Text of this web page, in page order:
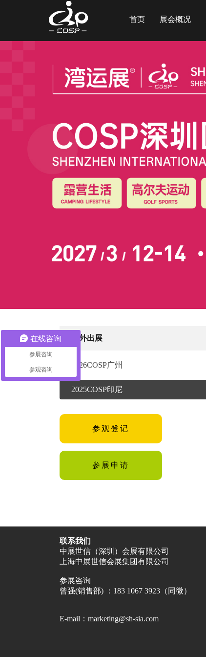
首页 展会概况
海外出展
2026COSP广州
2025COSP印尼
参观登记
参展申请
联系我们
中展世信（深圳）会展有限公司
上海中展世信会展集团有限公司
参展咨询
曾强(销售部) ：183 1067 3923（同微）
E-mail：marketing@sh-sia.com
在线咨询
参展咨询
参观咨询